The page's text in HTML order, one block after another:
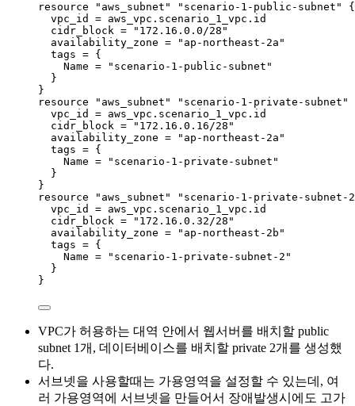
resource "aws_subnet" "scenario-1-public-subnet"
{
vpc_id = aws_vpc . scenario_1_vpc . id
cidr_block = " 172.16.0.0/28 "
availability_zone = " ap-northeast-2a "
tags = {
Name = " scenario-1-public-subnet "
}
}
resource
"aws_subnet" "scenario-1-private-subnet"
vpc_id = aws_vpc . scenario_1_vpc . id
cidr_block = " 172.16.0.16/28 "
availability_zone = " ap-northeast-2a "
tags = {
Name = " scenario-1-private-subnet "
}
}
resource
"aws_subnet"
"scenario-1-private-subnet-
vpc_id = aws_vpc . scenario_1_vpc . id
cidr_block = " 172.16.0.32/28 "
availability_zone = " ap-northeast-2b "
tags = {
Name = " scenario-1-private-subnet-2 "
}
}
VPC가 허용하는 대역 안에서 웹서버를 배치할 public
subnet 1개, 데이터베이스를 배치할 private 2개를 생성했
다.
서브넷을 사용할때는 가용영역을 설정할 수 있는데, 여
러 가용영역에 서브넷을 만들어서 장애발생시에도 고가